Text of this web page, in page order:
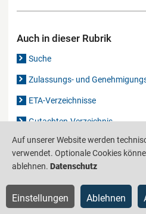
Auch in dieser Rubrik
Suche
Zulassungs- und
ETA-Verzeichnisse
Gutachten-Verzeichnis
Produktinformationsstelle für das
Barrierefreiheit Datenschutz
Auf unserer Website werden
verwendet. Optionale Cookies
ablehnen. Datenschutz
Einstellungen Ablehnen